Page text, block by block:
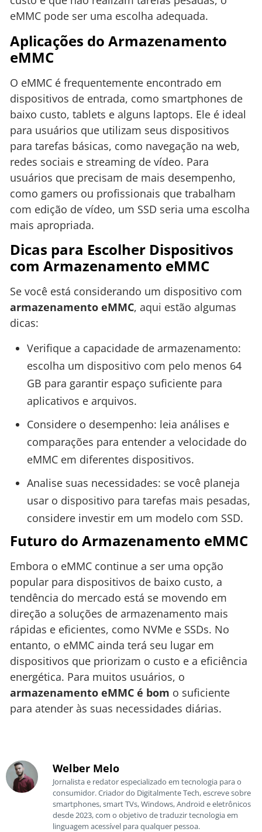
eMMC pode ser uma escolha adequada.
Aplicações do Armazenamento
eMMC
O eMMC é frequentemente encontrado em
dispositivos de entrada, como smartphones de
baixo custo, tablets e alguns laptops. Ele é ideal
para usuários que utilizam seus dispositivos
para tarefas básicas, como navegação na web,
redes sociais e streaming de vídeo. Para
usuários que precisam de mais desempenho,
como gamers ou profissionais que trabalham
com edição de vídeo, um SSD seria uma escolha
mais apropriada.
Dicas para Escolher Dispositivos
com Armazenamento eMMC
Se você está considerando um dispositivo com
armazenamento eMMC, aqui estão algumas
dicas:
Verifique a capacidade de armazenamento:
escolha um dispositivo com pelo menos 64
GB para garantir espaço suficiente para
aplicativos e arquivos.
Considere o desempenho: leia análises e
comparações para entender a velocidade do
eMMC em diferentes dispositivos.
Analise suas necessidades: se você planeja
usar o dispositivo para tarefas mais pesadas,
considere investir em um modelo com SSD.
Futuro do Armazenamento eMMC
Embora o eMMC continue a ser uma opção
popular para dispositivos de baixo custo, a
tendência do mercado está se movendo em
direção a soluções de armazenamento mais
rápidas e eficientes, como NVMe e SSDs. No
entanto, o eMMC ainda terá seu lugar em
dispositivos que priorizam o custo e a eficiência
energética. Para muitos usuários, o
armazenamento eMMC é bom o suficiente
para atender às suas necessidades diárias.
Welber Melo
Jornalista e redator especializado em tecnologia para o
consumidor. Criador do Digitalmente Tech, escreve sobre
smartphones, smart TVs, Windows, Android e eletrônicos
desde 2023, com o objetivo de traduzir tecnologia em
linguagem acessível para qualquer pessoa.